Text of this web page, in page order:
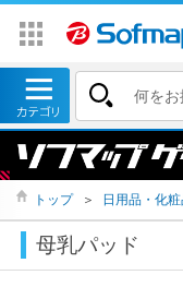
トップ ＞ 日用品・化
母乳パッド